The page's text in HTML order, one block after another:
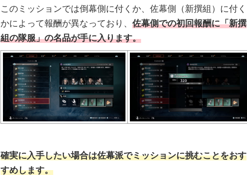
このミッションでは倒幕側に付くか、佐幕側（新撰組）に付く
かによって報酬が異なっており、 佐幕側での初回報酬に「新撰
組の隊服」の名品が手に入ります。
確実に入手したい場合は佐幕派でミッションに挑むことをおす
すめします。